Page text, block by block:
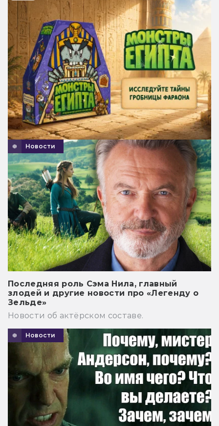
Новости
Последняя роль Сэма Нила, главный
злодей и другие новости про «Легенду о
Зельде»
Новости об актёрском составе.
Новости